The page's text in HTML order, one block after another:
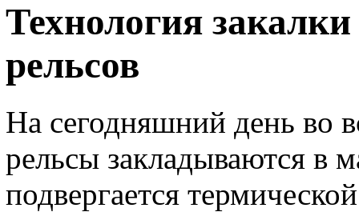
Технология
рельсов
На сегодняшний день во
рельсы закладываются в
подвергается